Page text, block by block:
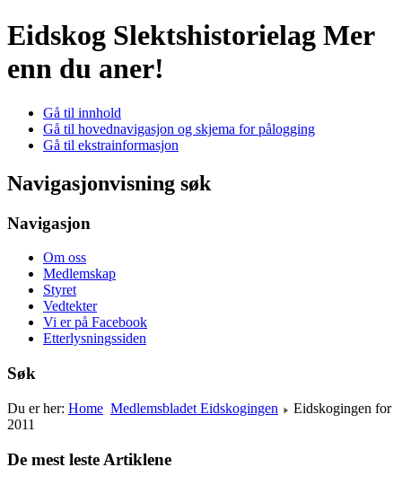
Eidskog Slektshistorielag Mer
enn du aner!
Gå til innhold
Gå til hovednavigasjon og skjema for pålogging
Gå til ekstrainformasjon
Navigasjonvisning søk
Navigasjon
Om oss
Medlemskap
Styret
Vedtekter
Vi er på Facebook
Etterlysningssiden
Søk
Du er her: Home Medlemsbladet Eidskogingen
Eidskogingen for
2011
De mest leste Artiklene